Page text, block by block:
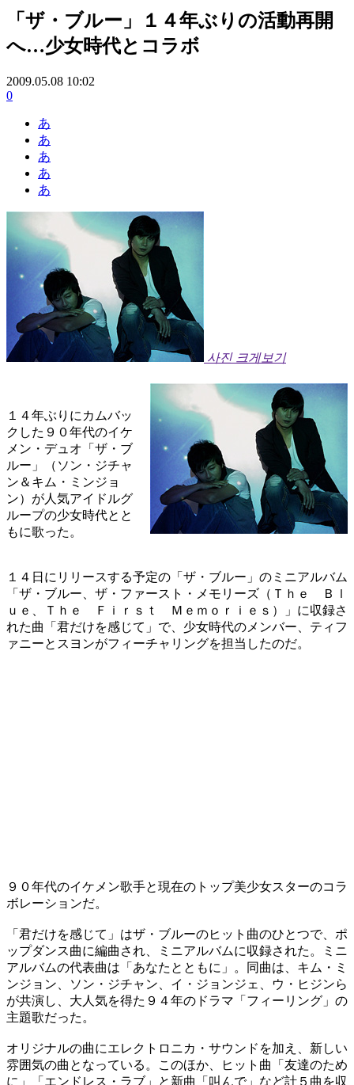
「ザ・ブルー」１４年ぶりの活動再開
へ…少女時代とコラボ
2009.05.08 10:02
0
あ
あ
あ
あ
あ
사진 크게보기
１４年ぶりにカムバッ
クした９０年代のイケ
メン・デュオ「ザ・ブ
ルー」（ソン・ジチャ
ン＆キム・ミンジョ
ン）が人気アイドルグ
ループの少女時代とと
もに歌った。
１４日にリリースする予定の「ザ・ブルー」のミニアルバム
「ザ・ブルー、ザ・ファースト・メモリーズ（Ｔｈｅ Ｂｌ
ｕｅ、Ｔｈｅ Ｆｉｒｓｔ Ｍｅｍｏｒｉｅｓ）」に収録さ
れた曲「君だけを感じて」で、少女時代のメンバー、ティフ
ァニーとスヨンがフィーチャリングを担当したのだ。
９０年代のイケメン歌手と現在のトップ美少女スターのコラ
ボレーションだ。
「君だけを感じて」はザ・ブルーのヒット曲のひとつで、ポ
ップダンス曲に編曲され、ミニアルバムに収録された。ミニ
アルバムの代表曲は「あなたとともに」。同曲は、キム・ミ
ンジョン、ソン・ジチャン、イ・ジョンジェ、ウ・ヒジンら
が共演し、大人気を得た９４年のドラマ「フィーリング」の
主題歌だった。
オリジナルの曲にエレクトロニカ・サウンドを加え、新しい
雰囲気の曲となっている。このほか、ヒット曲「友達のため
に」「エンドレス・ラブ」と新曲「叫んで」など計５曲を収